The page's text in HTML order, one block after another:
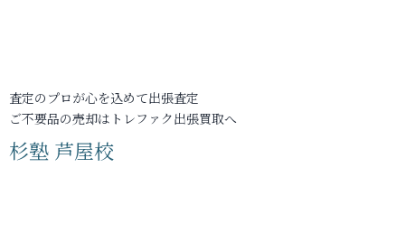
査定のプロが心を込めて出張査定
ご不要品の売却はトレファク出張買取へ
杉塾 芦屋校